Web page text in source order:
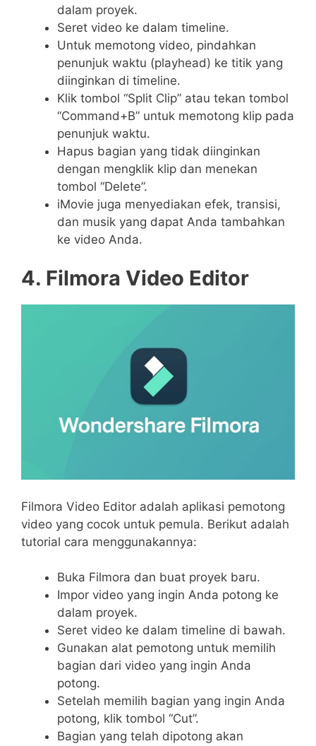
dalam proyek.
Seret video ke dalam timeline.
Untuk memotong video, pindahkan
penunjuk waktu (playhead) ke titik yang
diinginkan di timeline.
Klik tombol “Split Clip” atau tekan tombol
“Command+B” untuk memotong klip pada
penunjuk waktu.
Hapus bagian yang tidak diinginkan
dengan mengklik klip dan menekan
tombol “Delete”.
iMovie juga menyediakan efek, transisi,
dan musik yang dapat Anda tambahkan
ke video Anda.
4. Filmora Video Editor
Filmora Video Editor adalah aplikasi pemotong
video yang cocok untuk pemula. Berikut adalah
tutorial cara menggunakannya:
Buka Filmora dan buat proyek baru.
Impor video yang ingin Anda potong ke
dalam proyek.
Seret video ke dalam timeline di bawah.
Gunakan alat pemotong untuk memilih
bagian dari video yang ingin Anda
potong.
Setelah memilih bagian yang ingin Anda
potong, klik tombol “Cut”.
Bagian yang telah dipotong akan